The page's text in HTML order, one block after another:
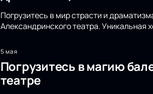
Погрузитесь в мир страсти и
Александринского театра. Уникальная
5 мая
Погрузитесь в магию
театре